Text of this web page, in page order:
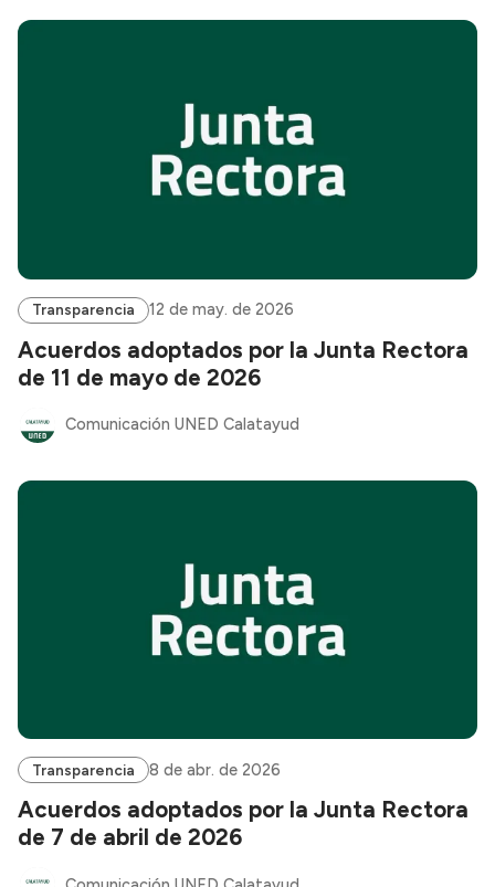
Transparencia 12 de may. de 2026
Acuerdos adoptados por la Junta Rectora
de 11 de mayo de 2026
Comunicación UNED Calatayud
Transparencia 8 de abr. de 2026
Acuerdos adoptados por la Junta Rectora
de 7 de abril de 2026